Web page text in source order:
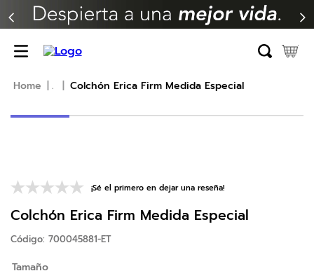
. Colchón Erica Firm Medida Especial
¡Sé el primero en dejar una reseña!
Colchón Erica Firm Medida Especial
Código: 700045881-ET
Tamaño
TÉRMINOS MÁS BUSCADOS
1.
erica
7 .
almohadas
8.
sofa cama
9.
natasha
10. camas